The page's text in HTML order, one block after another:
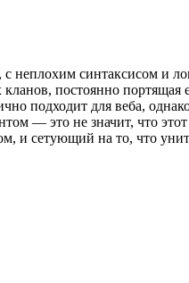
неплохим синтаксисом и
постоянно
подходит для веба,
— это не значит, что
и сетующий на то, что